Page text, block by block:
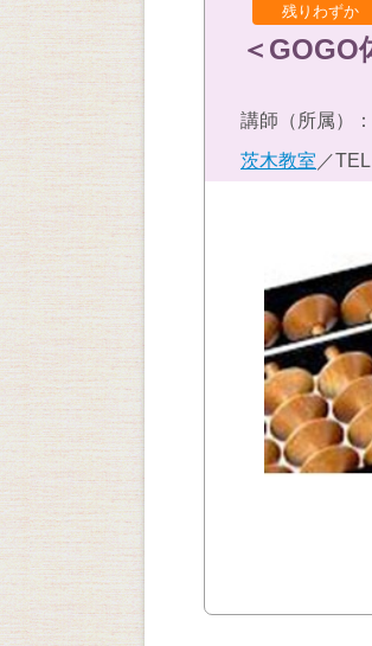
残りわずか
＜GOGO
講師（所属）：
茨木教室 ／TEL